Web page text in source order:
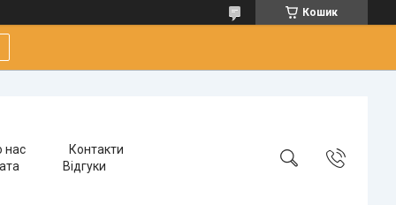
Кошик
нас
Контакти
Відгуки